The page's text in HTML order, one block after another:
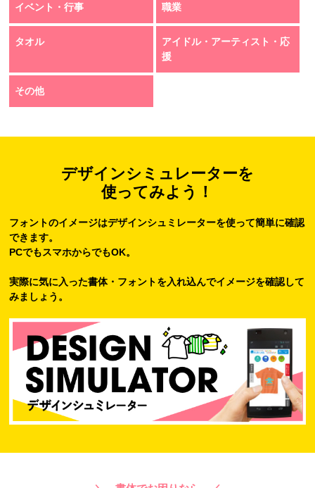
イベント・行事 職業
タオル
アイドル・アーティスト・応
援
その他
デザインシミュレーターを
使ってみよう！
フォントのイメージはデザインシュミレーターを使って簡単に確認
できます。
PCでもスマホからでもOK。
実際に気に入った書体・フォントを入れ込んでイメージを確認して
みましょう。